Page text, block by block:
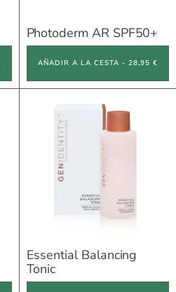
Photoderm AR SPF50+
AÑADIR A LA CESTA - 28,95 €
Essential Balancing
Tonic